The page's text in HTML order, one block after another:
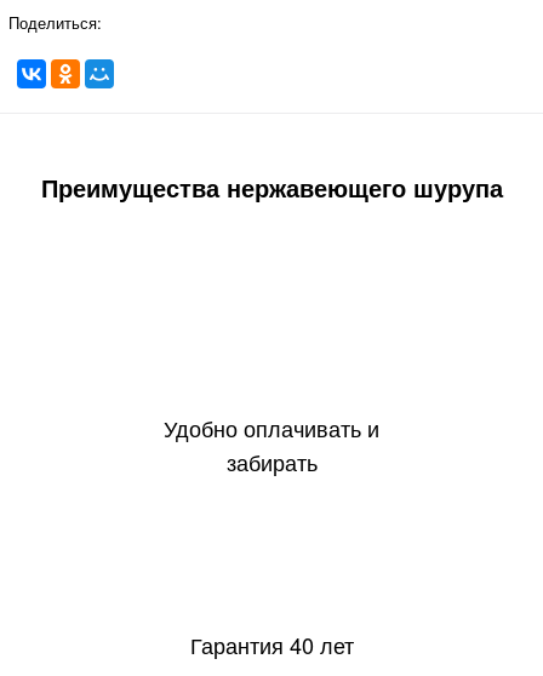
Поделиться:
Преимущества нержавеющего шурупа
Удобно оплачивать и
забирать
Гарантия 40 лет